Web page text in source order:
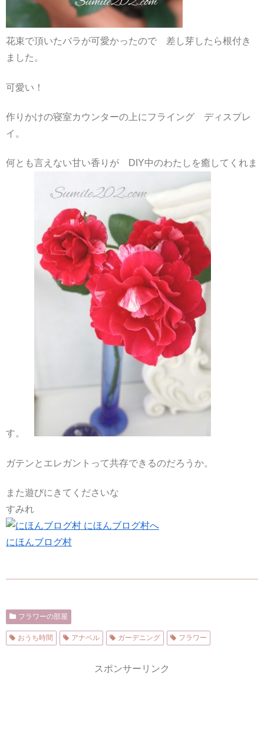
花束で頂いたバラが可愛かったので 差し芽したら根付き
ました。
可愛い！
作りかけの寝室カウンターの上にフライング ディスプレ
イ。
何とも言えない甘い香りが DIY中のわたしを癒してくれま
す。
ガテンとエレガントって共存できるのだろうか。
また遊びにきてくださいな
すみれ
にほんブログ村
フラワーの部屋
おうち時間 アナベル ガーデニング フラワー
スポンサーリンク